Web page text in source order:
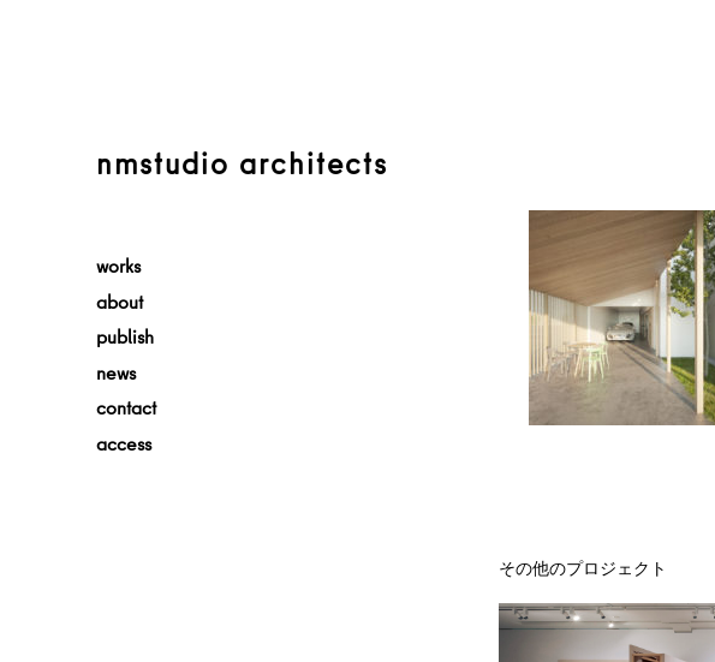
nmstudio architects
works
about
publish
news
contact
access
その他のプロジェクト